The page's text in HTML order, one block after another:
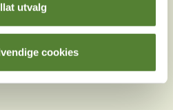
utvalg
cookies
App
om appen her